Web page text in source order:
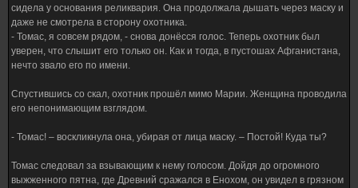
сидела у основания реликвария. Она продолжала дышать через маску и
даже не смотрела в сторону охотника.
- Томас, я совсем рядом, - снова донёсся голос. Теперь охотник был
уверен, что слышит его только он. Как и тогда, в пустошах Афганистана,
нечто звало его по имени.
Спустившись со скал, охотник прошёл мимо Марии. Женщина проводила
его непонимающим взглядом.
- Томас! – воскликнула она, убирая от лица маску. – Постой! Куда ты?
Томас следовал за взывающим к нему голосом. Дойдя до огромного
выжженного пятна, где Древний сражался в Енохом, он увидел в грязном